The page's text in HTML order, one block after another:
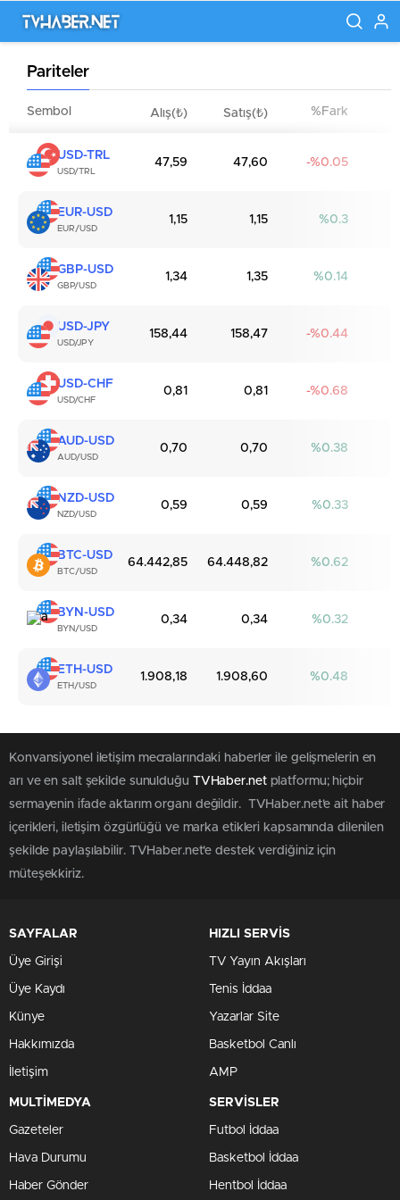
Pariteler
Sembol Alış(₺) Satış(₺) %Fark
USD-TRL
USD/TRL
47,59 47,60 0.05
EUR-USD
EUR/USD
1,15 1,15 0.3
GBP-USD
GBP/USD
1,34 1,35 0.14
USD-JPY
USD/JPY
158,44 158,47 0.44
USD-CHF
USD/CHF
0,81 0,81 0.68
AUD-USD
AUD/USD
0,70 0,70 0.38
NZD-USD
NZD/USD
0,59 0,59 0.33
BTC-USD
BTC/USD
64.442,85 64.448,82 0.62
BYN-USD
BYN/USD
0,34 0,34 0.32
ETH-USD
ETH/USD
1.908,18 1.908,60 0.48
Konvansiyonel iletişim mecralarındaki haberler ile gelişmelerin en
arı ve en salt şekilde sunulduğu TVHaber.netplatformu; hiçbir
sermayenin ifade aktarım organı değildir. TVHaber.net'e ait haber
içerikleri, iletişim özgürlüğü ve marka etikleri kapsamında dilenilen
şekilde paylaşılabilir. TVHaber.net'e destek verdiğiniz için
müteşekkiriz.
SAYFALAR
Üye Girişi
Üye Kaydı
Künye
Hakkımızda
İletişim
HIZLI SERVİS
TV Yayın Akışları
Tenis İddaa
Yazarlar Site
Basketbol Canlı
AMP
MULTİMEDYA
Gazeteler
Hava Durumu
Haber Gönder
SERVİSLER
Futbol İddaa
Basketbol İddaa
Hentbol İddaa